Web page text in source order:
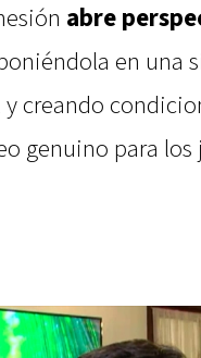
abre
en una
creando
genuino para